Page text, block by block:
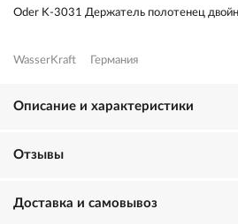
Oder K-3031 Держатель полотенец
WasserKraft Германия
Описание и характеристики
Отзывы
Доставка и самовывоз